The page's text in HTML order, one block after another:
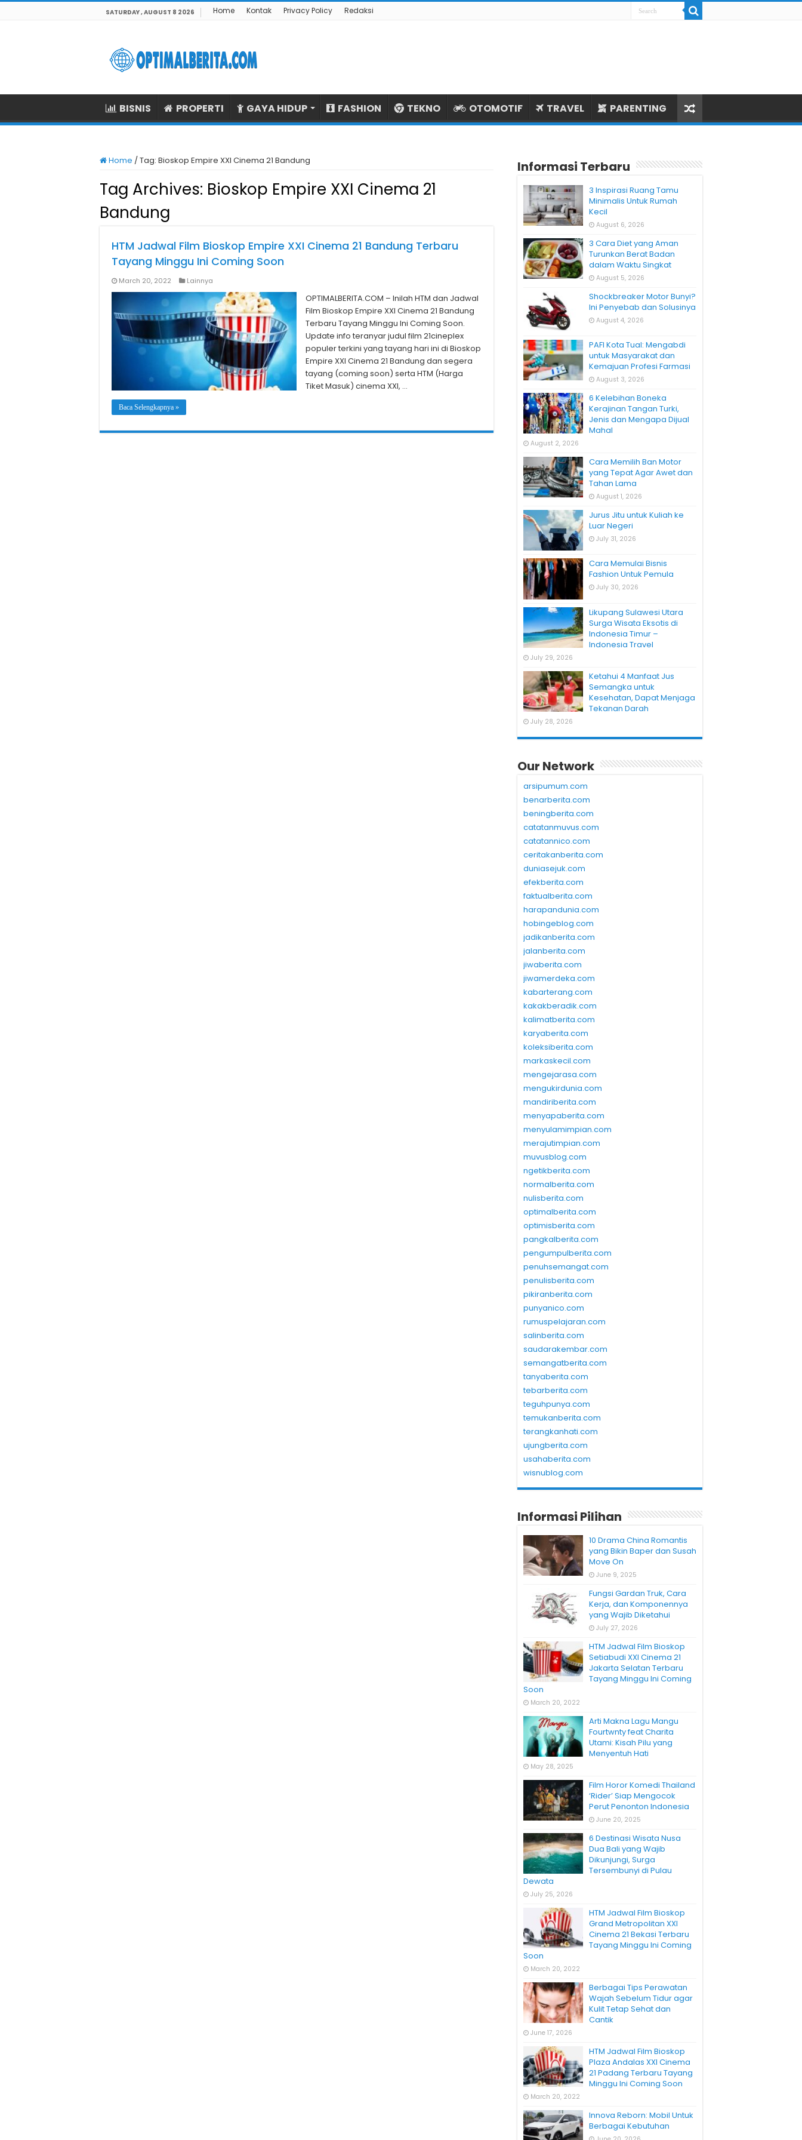
SATURDAY , AUGUST 8 2026 Home Kontak Privacy Policy Redaksi
BISNIS PROPERTI GAYA HIDUP FASHION TEKNO OTOMOTIF TRAVEL PARENTING
Home /Tag: Bioskop Empire XXI Cinema 21 Bandung
Tag Archives: Bioskop Empire XXI Cinema 21
Bandung
HTM Jadwal Film Bioskop Empire XXI Cinema 21 Bandung Terbaru
Tayang Minggu Ini Coming Soon
March 20, 2022 Lainnya
OPTIMALBERITA.COM – Inilah HTM dan Jadwal
Film Bioskop Empire XXI Cinema 21 Bandung
Terbaru Tayang Minggu Ini Coming Soon.
Update info teranyar judul film 21cineplex
populer terkini yang tayang hari ini di Bioskop
Empire XXI Cinema 21 Bandung dan segera
tayang (coming soon) serta HTM (Harga
Tiket Masuk) cinema XXI, …
Baca Selengkapnya »
Informasi Terbaru
3 Inspirasi Ruang Tamu
Minimalis Untuk Rumah
Kecil
August 6, 2026
3 Cara Diet yang Aman
Turunkan Berat Badan
dalam Waktu Singkat
August 5, 2026
Shockbreaker Motor Bunyi?
Ini Penyebab dan Solusinya
August 4, 2026
PAFI Kota Tual: Mengabdi
untuk Masyarakat dan
Kemajuan Profesi Farmasi
August 3, 2026
6 Kelebihan Boneka
Kerajinan Tangan Turki,
Jenis dan Mengapa Dijual
Mahal
August 2, 2026
Cara Memilih Ban Motor
yang Tepat Agar Awet dan
Tahan Lama
August 1, 2026
Jurus Jitu untuk Kuliah ke
Luar Negeri
July 31, 2026
Cara Memulai Bisnis
Fashion Untuk Pemula
July 30, 2026
Likupang Sulawesi Utara
Surga Wisata Eksotis di
Indonesia Timur –
Indonesia Travel
July 29, 2026
Ketahui 4 Manfaat Jus
Semangka untuk
Kesehatan, Dapat Menjaga
Tekanan Darah
July 28, 2026
Our Network
arsipumum.com
benarberita.com
beningberita.com
catatanmuvus.com
catatannico.com
ceritakanberita.com
duniasejuk.com
efekberita.com
faktualberita.com
harapandunia.com
hobingeblog.com
jadikanberita.com
jalanberita.com
jiwaberita.com
jiwamerdeka.com
kabarterang.com
kakakberadik.com
kalimatberita.com
karyaberita.com
koleksiberita.com
markaskecil.com
mengejarasa.com
mengukirdunia.com
mandiriberita.com
menyapaberita.com
menyulamimpian.com
merajutimpian.com
muvusblog.com
ngetikberita.com
normalberita.com
nulisberita.com
optimalberita.com
optimisberita.com
pangkalberita.com
pengumpulberita.com
penuhsemangat.com
penulisberita.com
pikiranberita.com
punyanico.com
rumuspelajaran.com
salinberita.com
saudarakembar.com
semangatberita.com
tanyaberita.com
tebarberita.com
teguhpunya.com
temukanberita.com
terangkanhati.com
ujungberita.com
usahaberita.com
wisnublog.com
Informasi Pilihan
10 Drama China Romantis
yang Bikin Baper dan Susah
Move On
June 9, 2025
Fungsi Gardan Truk, Cara
Kerja, dan Komponennya
yang Wajib Diketahui
July 27, 2026
HTM Jadwal Film Bioskop
Setiabudi XXI Cinema 21
Jakarta Selatan Terbaru
Tayang Minggu Ini Coming
Soon
March 20, 2022
Arti Makna Lagu Mangu
Fourtwnty feat Charita
Utami: Kisah Pilu yang
Menyentuh Hati
May 28, 2025
Film Horor Komedi Thailand
‘Rider’ Siap Mengocok
Perut Penonton Indonesia
June 20, 2025
6 Destinasi Wisata Nusa
Dua Bali yang Wajib
Dikunjungi, Surga
Tersembunyi di Pulau
Dewata
July 25, 2026
HTM Jadwal Film Bioskop
Grand Metropolitan XXI
Cinema 21 Bekasi Terbaru
Tayang Minggu Ini Coming
Soon
March 20, 2022
Berbagai Tips Perawatan
Wajah Sebelum Tidur agar
Kulit Tetap Sehat dan
Cantik
June 17, 2026
HTM Jadwal Film Bioskop
Plaza Andalas XXI Cinema
21 Padang Terbaru Tayang
Minggu Ini Coming Soon
March 20, 2022
Innova Reborn: Mobil Untuk
Berbagai Kebutuhan